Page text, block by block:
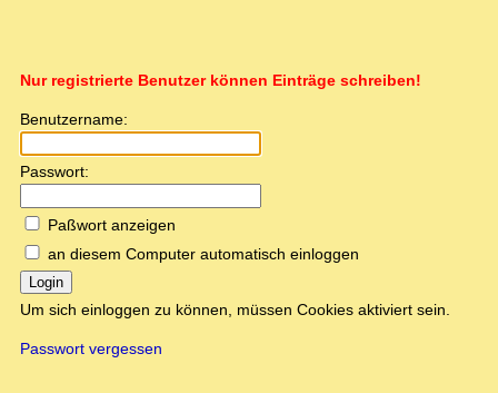
Nur registrierte Benutzer können Einträge schreiben!
Benutzername:
Passwort:
Paßwort anzeigen
an diesem Computer automatisch einloggen
Login
Um sich einloggen zu können, müssen Cookies aktiviert sein.
Passwort vergessen